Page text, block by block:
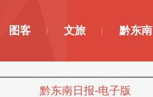
图客 文旅 黔东
黔东南日报-电子版